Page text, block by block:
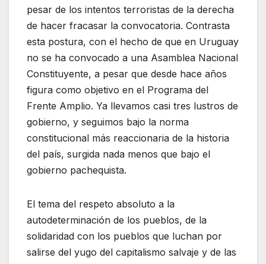
pesar de los intentos terroristas de la derecha
de hacer fracasar la convocatoria. Contrasta
esta postura, con el hecho de que en Uruguay
no se ha convocado a una Asamblea Nacional
Constituyente, a pesar que desde hace años
figura como objetivo en el Programa del
Frente Amplio. Ya llevamos casi tres lustros de
gobierno, y seguimos bajo la norma
constitucional más reaccionaria de la historia
del país, surgida nada menos que bajo el
gobierno pachequista.
El tema del respeto absoluto a la
autodeterminación de los pueblos, de la
solidaridad con los pueblos que luchan por
salirse del yugo del capitalismo salvaje y de las